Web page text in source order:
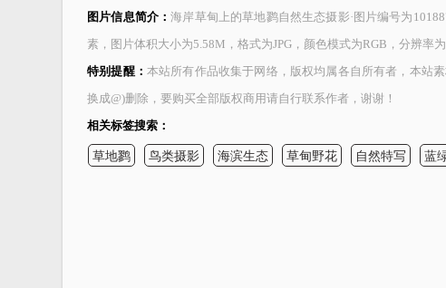
图片信息简介：海岸草甸上的草地鹨自然生态摄影·图片编号为
素，图片体积大小为5.58M，格式为JPG，颜色模式为RGB，分辨率为
特别提醒： 本站所有作品收集于网络，版权均属各自所有者，本站
换成@)删除，要购买全部版权商用请自行联系作者，谢谢！
相关标签搜索：
草地鹨 鸟类摄影 海滨生态 草甸野花 自然特写 蓝